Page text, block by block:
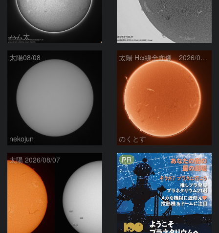
ハム太 ta-o
太陽08/08
nekojun
太陽 Hα線全面像 2026/08/08
のくとす
太陽 2026/08/07 PR